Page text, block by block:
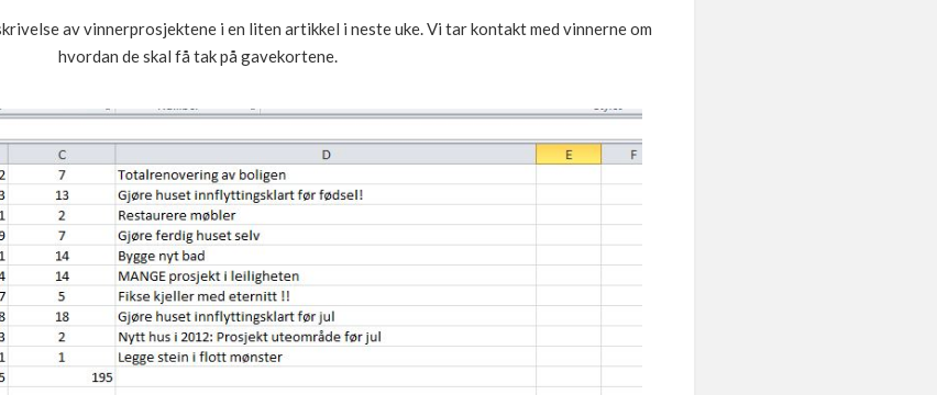
av vinnerprosjektene i en liten artikkel i neste uke. Vi tar kontakt med vinnerne om
hvordan de skal få tak på gavekortene.